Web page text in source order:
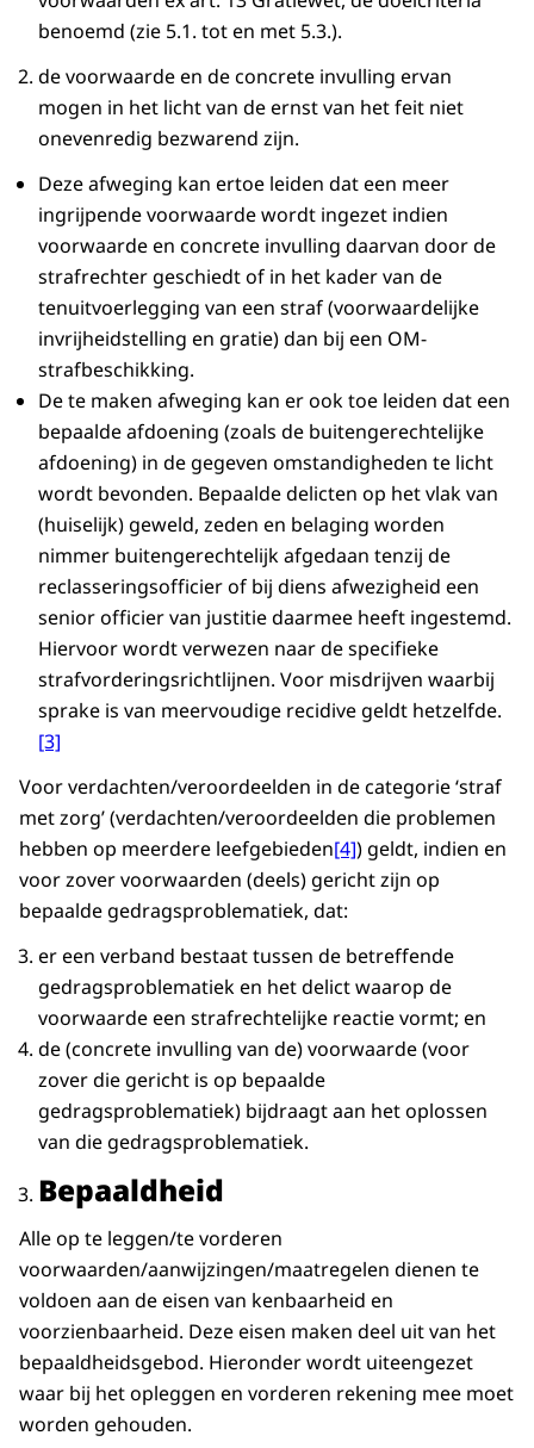
benoemd (zie 5.1. tot en met 5.3.).
de voorwaarde en de concrete invulling ervan
mogen in het licht van de ernst van het feit niet
onevenredig bezwarend zijn.
Deze afweging kan ertoe leiden dat een meer
ingrijpende voorwaarde wordt ingezet indien
voorwaarde en concrete invulling daarvan door de
strafrechter geschiedt of in het kader van de
tenuitvoerlegging van een straf (voorwaardelijke
invrijheidstelling en gratie) dan bij een OM-
strafbeschikking.
De te maken afweging kan er ook toe leiden dat een
bepaalde afdoening (zoals de buitengerechtelijke
afdoening) in de gegeven omstandigheden te licht
wordt bevonden. Bepaalde delicten op het vlak van
(huiselijk) geweld, zeden en belaging worden
nimmer buitengerechtelijk afgedaan tenzij de
reclasseringsofficier of bij diens afwezigheid een
senior officier van justitie daarmee heeft ingestemd.
Hiervoor wordt verwezen naar de specifieke
strafvorderingsrichtlijnen. Voor misdrijven waarbij
sprake is van meervoudige recidive geldt hetzelfde.
[3]
Voor verdachten/veroordeelden in de categorie ‘straf
met zorg’ (verdachten/veroordeelden die problemen
hebben op meerdere leefgebieden[4]) geldt, indien en
voor zover voorwaarden (deels) gericht zijn op
bepaalde gedragsproblematiek, dat:
er een verband bestaat tussen de betreffende
gedragsproblematiek en het delict waarop de
voorwaarde een strafrechtelijke reactie vormt; en
de (concrete invulling van de) voorwaarde (voor
zover die gericht is op bepaalde
gedragsproblematiek) bijdraagt aan het oplossen
van die gedragsproblematiek.
Bepaaldheid
Alle op te leggen/te vorderen
voorwaarden/aanwijzingen/maatregelen dienen te
voldoen aan de eisen van kenbaarheid en
voorzienbaarheid. Deze eisen maken deel uit van het
bepaaldheidsgebod. Hieronder wordt uiteengezet
waar bij het opleggen en vorderen rekening mee moet
worden gehouden.